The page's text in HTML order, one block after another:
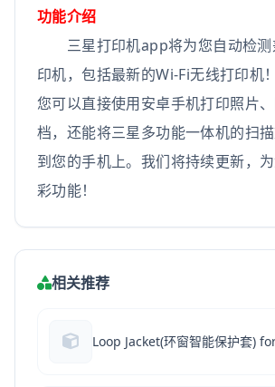
功能介绍
三星打印机app将为您自动检测
印机，包括最新的Wi-Fi无线打印机
您可以直接使用安卓手机打印照片
档，还能将三星多功能一体机的扫
到您的手机上。我们将持续更新，
彩功能！
相关推荐